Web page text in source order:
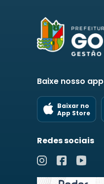
Baixe nosso app
Baixar no
App Store
Redes sociais